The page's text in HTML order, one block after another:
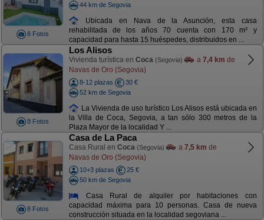
8 Fotos
44 km de Segovia
Ubicada en Nava de la Asunción, esta casa
rehabilitada de los años 70 cuenta con 170 m² y
capacidad para hasta 15 huéspedes, distribuidos en ...
8 Fotos
Los Alisos
Vivienda turística en Coca (Segovia) a 7,4 km de
Navas de Oro (Segovia)
8-12 plazas
30 €
52 km de Segovia
La Vivienda de uso turístico Los Alisos está ubicada en
la Villa de Coca, Segovia, a tan sólo 300 metros de la
Plaza Mayor de la localidad Y ...
8 Fotos
Casa de La Paca
Casa Rural en Coca (Segovia) a 7,5 km de
Navas de Oro (Segovia)
10+3 plazas
25 €
50 km de Segovia
Casa Rural de alquiler por habitaciones con
capacidad máxima para 10 personas. Casa de nueva
construcción situada en la localidad segoviana ...